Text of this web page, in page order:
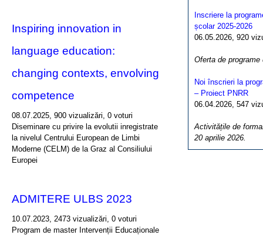
Inscriere la
școlar 2025-2026
06.05.2026, 920
Oferta de programe
Noi înscrieri la
– Proiect PNRR
06.04.2026, 547
Activitățile de
20 aprilie 2026.
Inspiring innovation in
language education:
changing contexts, envolving
competence
08.07.2025, 900 vizualizări, 0 voturi
Diseminare cu privire la evolutii inregistrate
la nivelul Centrului European de Limbi
Moderne (CELM) de la Graz al Consiliului
Europei
ADMITERE ULBS 2023
10.07.2023, 2473 vizualizări, 0 voturi
Program de master Intervenții Educaționale